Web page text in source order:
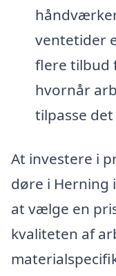
ventetider
flere tilbud
hvornår
tilpasse
At investere i
døre i
at vælge en
kvaliteten af